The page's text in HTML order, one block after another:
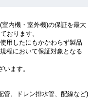
内機・室外機)の保証を最大
おります。
用したにもかかわらず製品
程において保証対象となる
ます。
管、ドレン排水管、配線など)